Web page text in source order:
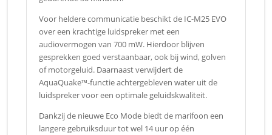
Voor heldere communicatie beschikt de IC-M25 EVO
over een krachtige luidspreker met een
audiovermogen van 700 mW. Hierdoor blijven
gesprekken goed verstaanbaar, ook bij wind, golven
of motorgeluid. Daarnaast verwijdert de
AquaQuake™-functie achtergebleven water uit de
luidspreker voor een optimale geluidskwaliteit.
Dankzij de nieuwe Eco Mode biedt de marifoon een
langere gebruiksduur tot wel 14 uur op één